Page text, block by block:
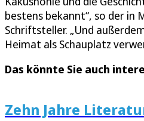
bestens bekannt“, so der in
Schriftsteller. „Und
Heimat als Schauplatz
Das könnte Sie auch
Zehn Jahre